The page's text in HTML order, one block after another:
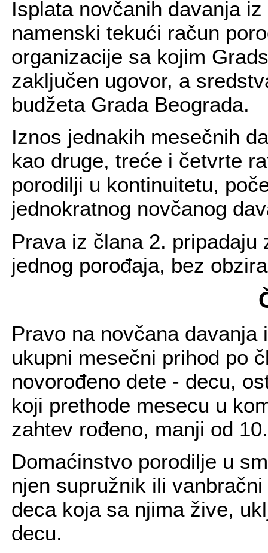
Isplata novčanih davanja
namenski tekući račun
organizacije sa kojim
zaključen ugovor, a
budžeta Grada Beograda.
Iznos jednakih mesečnih
kao druge, treće i četvrte
porodilji u kontinuitetu,
jednokratnog novčanog
Prava iz člana 2. pripadaju
jednog porođaja, bez
Pravo na novčana
ukupni mesečni prihod po
novorođeno dete - decu,
koji prethode mesecu u
zahtev rođeno, manji od
Domaćinstvo porodilje u
njen supružnik ili
deca koja sa njima žive,
decu.